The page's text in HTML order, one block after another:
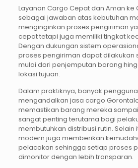
Layanan Cargo Cepat dan Aman ke
sebagai jawaban atas kebutuhan
menginginkan proses pengiriman
cepat tetapi juga memiliki tingkat
Dengan dukungan sistem
proses pengiriman dapat dilakukan
mulai dari penjemputan barang
lokasi tujuan.
Dalam praktiknya, banyak
mengandalkan jasa cargo
memastikan barang mereka
sangat penting terutama bagi
membutuhkan distribusi rutin. Selain
modern juga memberikan
pelacakan sehingga setiap proses
dimonitor dengan lebih transparan.